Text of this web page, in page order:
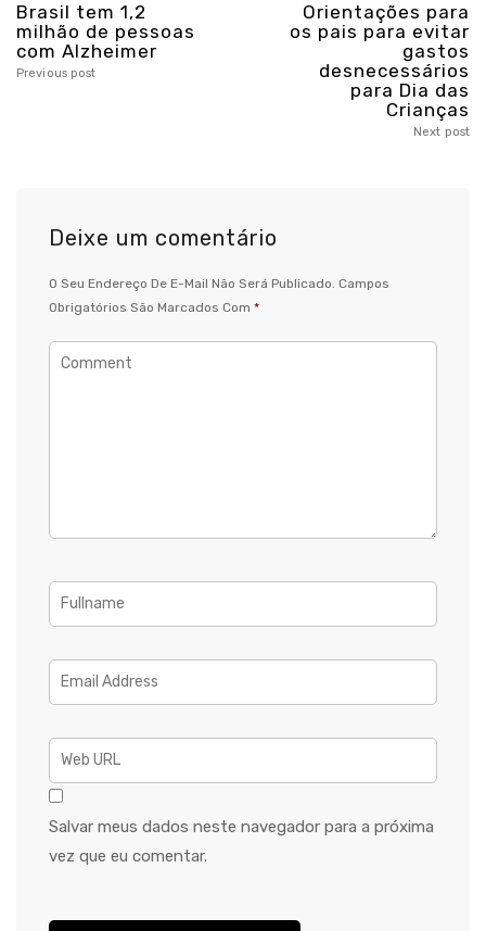
Brasil tem 1,2
milhão de pessoas
com Alzheimer
Previous post
Orientações para
os pais para evitar
gastos
desnecessários
para Dia das
Crianças
Next post
Deixe um comentário
O Seu Endereço De E-Mail Não Será Publicado. Campos
Obrigatórios São Marcados Com *
Salvar meus dados neste navegador para a próxima
vez que eu comentar.